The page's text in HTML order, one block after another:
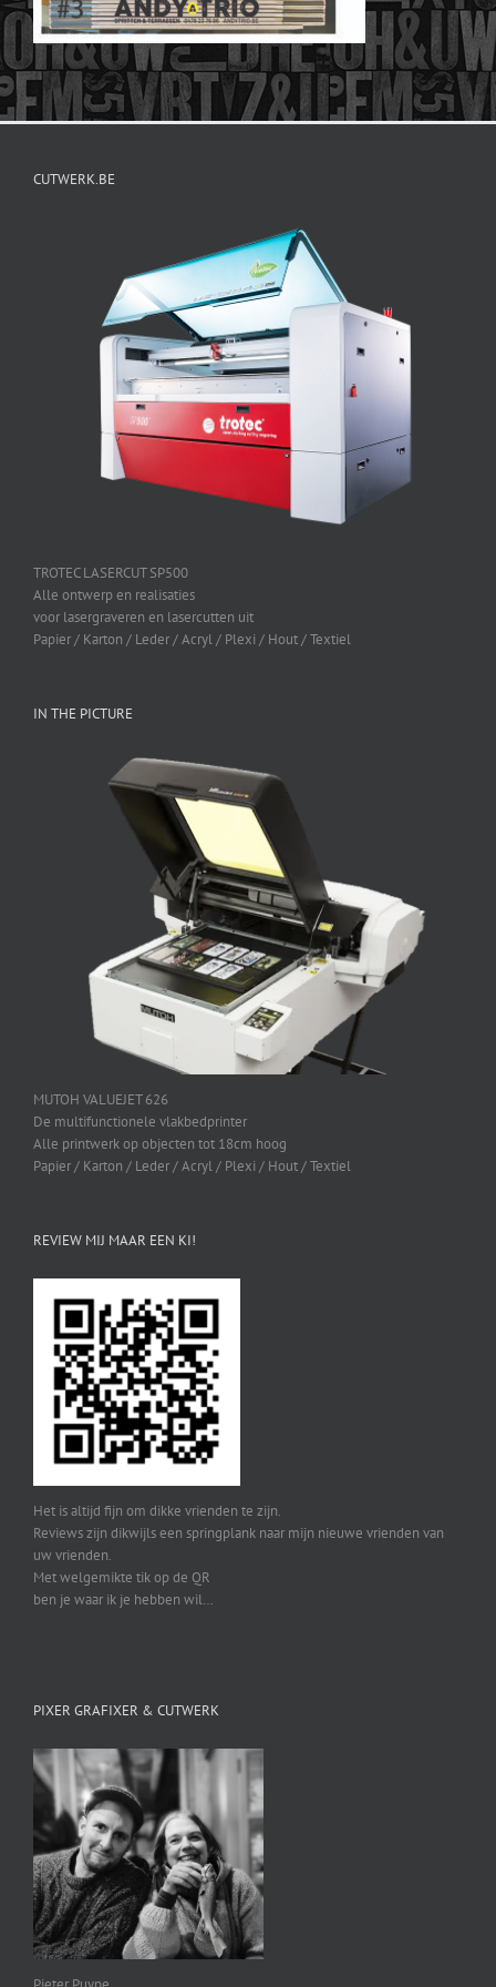
CUTWERK.BE
TROTEC LASERCUT SP500
Alle ontwerp en realisaties
voor lasergraveren en lasercutten uit
Papier / Karton / Leder / Acryl / Plexi / Hout / Textiel
IN THE PICTURE
MUTOH VALUEJET 626
De multifunctionele vlakbedprinter
Alle printwerk op objecten tot 18cm hoog
Papier / Karton / Leder / Acryl / Plexi / Hout / Textiel
REVIEW MIJ MAAR EEN KI!
Het is altijd fijn om dikke vrienden te zijn.
Reviews zijn dikwijls een springplank naar mijn nieuwe vrienden van
uw vrienden.
Met welgemikte tik op de QR
ben je waar ik je hebben wil…
PIXER GRAFIXER & CUTWERK